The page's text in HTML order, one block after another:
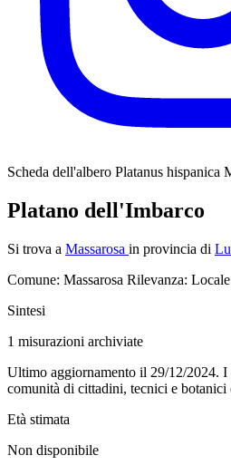
Scheda dell'albero Platanus hispanica
Platano dell'Imbarco
Si trova a Massarosa in provincia di
Comune: Massarosa Rilevanza: Locale
Sintesi
1 misurazioni archiviate
Ultimo aggiornamento il 29/12/2024. I
comunità di cittadini, tecnici e botanici
Età stimata
Non disponibile